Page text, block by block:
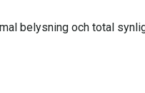
belysning och total